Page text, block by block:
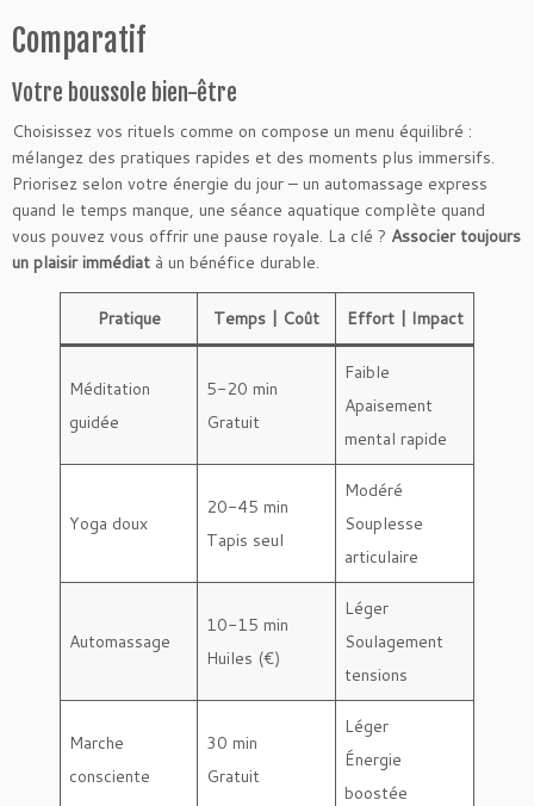
Comparatif
Votre boussole bien-être
Choisissez vos rituels comme on compose un menu équilibré :
mélangez des pratiques rapides et des moments plus immersifs.
Priorisez selon votre énergie du jour – un automassage express
quand le temps manque, une séance aquatique complète quand
vous pouvez vous offrir une pause royale. La clé ? Associer toujours
un plaisir immédiat à un bénéfice durable.
Pratique Temps | Coût Effort | Impact
Méditation
guidée
5-20 min
Gratuit
Faible
Apaisement
mental rapide
Yoga doux
20-45 min
Tapis seul
Modéré
Souplesse
articulaire
Automassage
10-15 min
Huiles (€)
Léger
Soulagement
tensions
Marche
consciente
30 min
Gratuit
Léger
Énergie
boostée